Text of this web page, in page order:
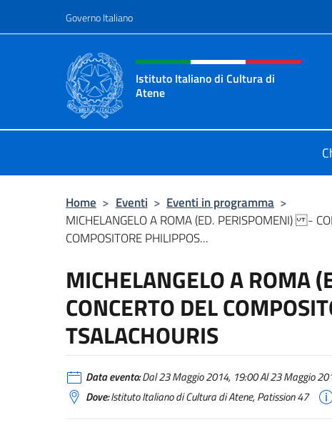
Governo Italiano
Intestazione sito, social e
Istituto Italiano di Cultura di
Atene
Home > Eventi > Eventi in programma >
MICHELANGELO A ROMA (ED. PERISPOMENI) -
COMPOSITORE PHILIPPOS...
MICHELANGELO A
CONCERTO DEL
TSALACHOURIS
Data evento:Dal 23 Maggio 2014, 19:00 Al 23 Maggio
Dove:Istituto Italiano di Cultura di Atene, Patission 47